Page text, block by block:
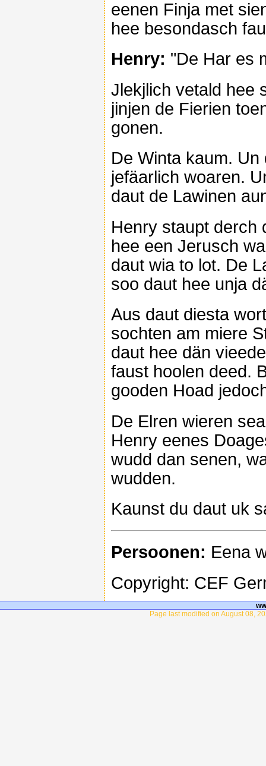
eenen Finja met
hee besondasch
Henry: "De Har es
Jlekjlich vetald hee
jinjen de Fierien
gonen.
De Winta kaum.
jefäarlich woaren.
daut de Lawinen
Henry staupt derch
hee een Jerusch
daut wia to lot. De
soo daut hee unja
Aus daut diesta
sochten am miere
daut hee dän
faust hoolen deed.
gooden Hoad
De Elren wieren
Henry eenes
wudd dan senen,
wudden.
Kaunst du daut uk
Persoonen: Eena
Copyright: CEF
Page last modified on August 08,